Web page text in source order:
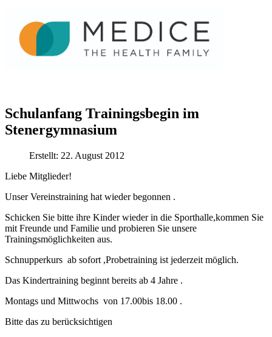
Schulanfang Trainingsbegin im
Stenergymnasium
Erstellt: 22. August 2012
Liebe Mitglieder!
Unser Vereinstraining hat wieder begonnen .
Schicken Sie bitte ihre Kinder wieder in die Sporthalle,kommen Sie
mit Freunde und Familie und probieren Sie unsere
Trainingsmöglichkeiten aus.
Schnupperkurs ab sofort ,Probetraining ist jederzeit möglich.
Das Kindertraining beginnt bereits ab 4 Jahre .
Montags und Mittwochs von 17.00bis 18.00 .
Bitte das zu berücksichtigen